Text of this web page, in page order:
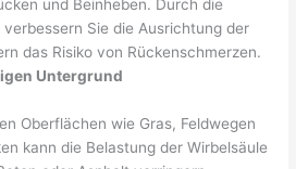
und Beinheben. Durch die
Sie die Ausrichtung der
das Risiko von Rückenschmerzen.
Untergrund
Oberflächen wie Gras, Feldwegen
kann die Belastung der Wirbelsäule